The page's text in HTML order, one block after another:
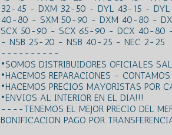
32-45 - DXM 32-50 - DYL 43-15 -
40-80 - SXM 50-90 - DXM 40-80 -
SCX 50-90 - SCX 65-90 - DCX 40-80
- NSB 25-20 - NSB 40-25 - NEC 2-25
----------
•SOMOS DISTRIBUIDORES OFICIALES
•HACEMOS REPARACIONES -
•HACEMOS PRECIOS MAYORISTAS POR
•ENVIOS AL INTERIOR EN EL DIA!!!
----TENEMOS EL MEJOR PRECIO
BONIFICACION PAGO POR